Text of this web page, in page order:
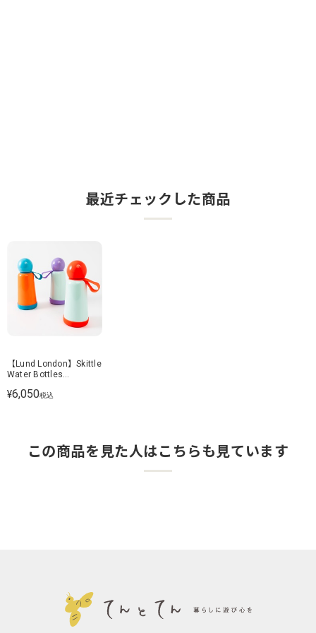
最近チェックした商品
【Lund London】Skittle
Water Bottles
¥6,050税込
この商品を見た人はこちらも見ています